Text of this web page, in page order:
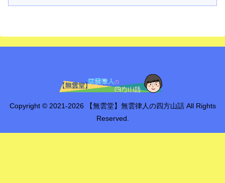
Copyright © 2021-2026 【無雲堂】無雲律人の四方山話 All Rights
Reserved.